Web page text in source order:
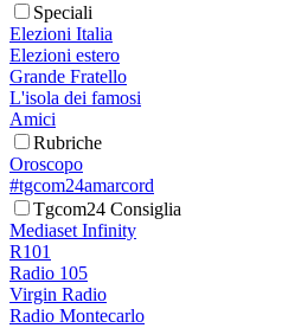
Speciali
Elezioni Italia
Elezioni estero
Grande Fratello
L'isola dei famosi
Amici
Rubriche
Oroscopo
#tgcom24amarcord
Tgcom24 Consiglia
Mediaset Infinity
R101
Radio 105
Virgin Radio
Radio Montecarlo